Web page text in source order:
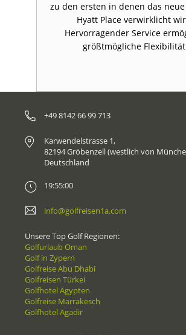
zu den ersten in denen das
Hyatt Place verwirklicht
Hervorragender Service
größtmögliche
+49 8142 66 99 713
Karwendelstrasse 1,
82194 Gröbenzell (westlich von
Deutschland
19:55:00
info@golfreisen1a.com
Unsere Top Golf Regionen:
Golfurlaub Oman
Golf in Zypern
Golfreise Abu Dhabi
Golfreisen Türkei
Golfhotel Ägypten
Golfreise Marrakesch
Golfhotel Agadir